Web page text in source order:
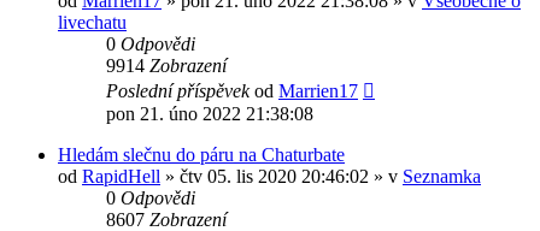
livechatu
0 Odpovědi
9914 Zobrazení
Poslední příspěvekod Marrien17
pon 21. úno 2022 21:38:08
Hledám slečnu do páru na Chaturbate
od RapidHell » čtv 05. lis 2020 20:46:02 » v Seznamka
0 Odpovědi
8607 Zobrazení